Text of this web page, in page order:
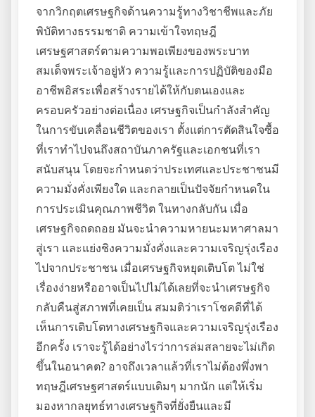
จากวิกฤตเศรษฐกิจด้านความรู้ทางวิชาชีพและภัย
พิบัติทางธรรมชาติ ความเข้าใจทฤษฎี
เศรษฐศาสตร์ตามความพอเพียงของพระบาท
สมเด็จพระเจ้าอยู่หัว ความรู้และการปฏิบัติของมือ
อาชีพอิสระเพื่อสร้างรายได้ให้กับตนเองและ
ครอบครัวอย่างต่อเนื่อง เศรษฐกิจเป็นกำลังสำคัญ
ในการขับเคลื่อนชีวิตของเรา ตั้งแต่การตัดสินใจซื้อ
ที่เราทำไปจนถึงสถาบันภาครัฐและเอกชนที่เรา
สนับสนุน โดยจะกำหนดว่าประเทศและประชาชนมี
ความมั่งคั่งเพียงใด และกลายเป็นปัจจัยกำหนดใน
การประเมินคุณภาพชีวิต ในทางกลับกัน เมื่อ
เศรษฐกิจถดถอย มันจะนำความหายนะมหาศาลมา
สู่เรา และแย่งชิงความมั่งคั่งและความเจริญรุ่งเรือง
ไปจากประชาชน เมื่อเศรษฐกิจหยุดเติบโต ไม่ใช่
เรื่องง่ายหรืออาจเป็นไปไม่ได้เลยที่จะนำเศรษฐกิจ
กลับคืนสู่สภาพที่เคยเป็น สมมติว่าเราโชคดีที่ได้
เห็นการเติบโตทางเศรษฐกิจและความเจริญรุ่งเรือง
อีกครั้ง เราจะรู้ได้อย่างไรว่าการล่มสลายจะไม่เกิด
ขึ้นในอนาคต? อาจถึงเวลาแล้วที่เราไม่ต้องพึ่งพา
ทฤษฎีเศรษฐศาสตร์แบบเดิมๆ มากนัก แต่ให้เริ่ม
มองหากลยุทธ์ทางเศรษฐกิจที่ยั่งยืนและมี